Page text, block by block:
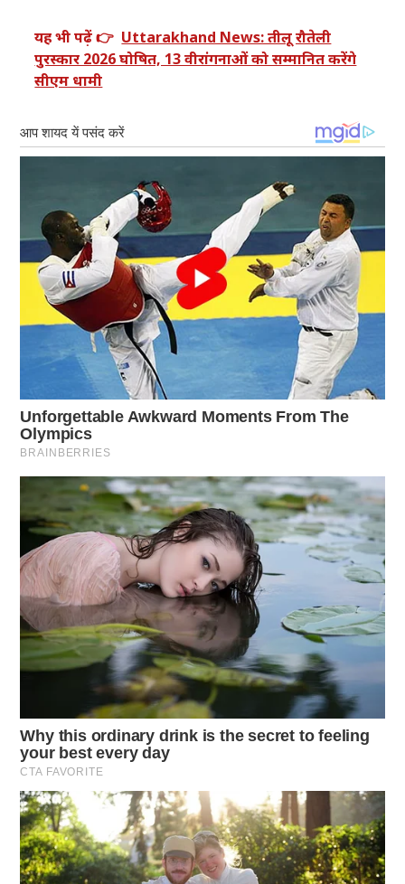
यह भी पढ़ें 👉 Uttarakhand News: तीलू रौतेली
पुरस्कार 2026 घोषित, 13 वीरांगनाओं को सम्मानित करेंगे
सीएम धामी